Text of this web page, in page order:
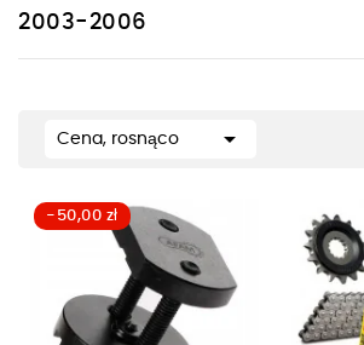
2003-2006
Cena, rosnąco 
-50,00 zł